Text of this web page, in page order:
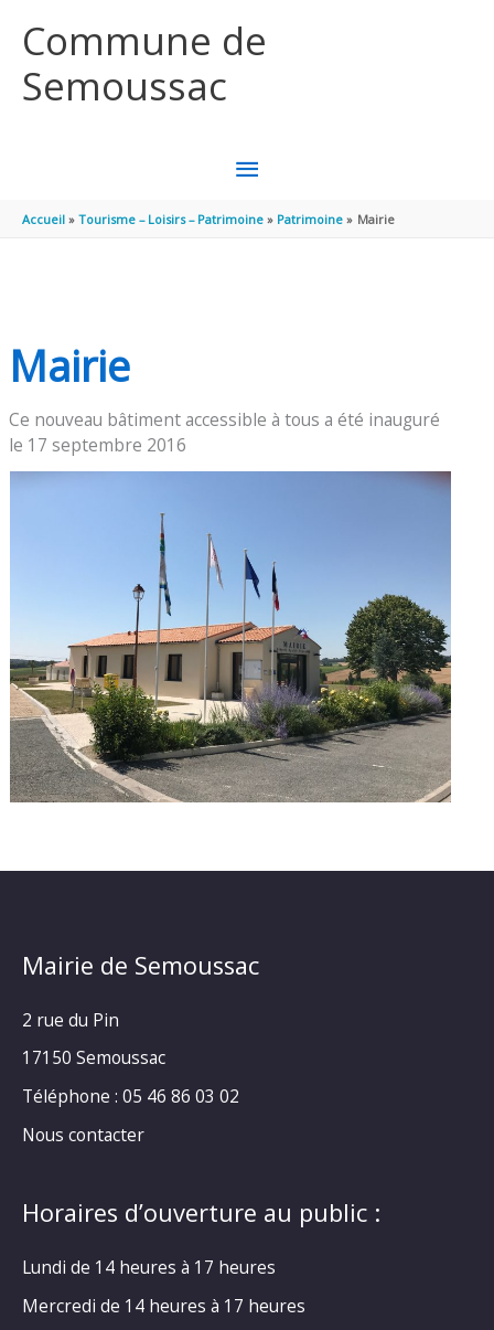
Commune de
Semoussac
MENU
PRINCIPAL
Accueil Tourisme – Loisirs – Patrimoine Patrimoine Mairie
Mairie
Ce nouveau bâtiment accessible à tous a été inauguré
le 17 septembre 2016
Mairie de Semoussac
2 rue du Pin
17150 Semoussac
Téléphone : 05 46 86 03 02
Nous contacter
Horaires d’ouverture au public :
Lundi de 14 heures à 17 heures
Mercredi de 14 heures à 17 heures